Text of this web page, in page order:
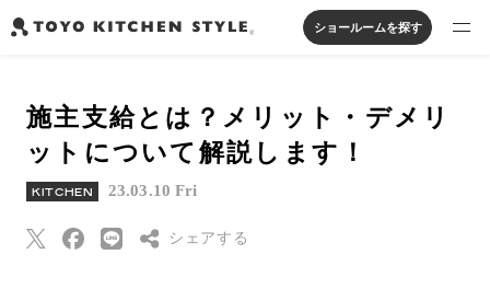
オープンキッチン
アイランドキッチン
ペニンシュラキッチン
壁付けキッチン
対面キッチン
セパレートキッチン
並列型キッチン
システムキッチン
家具・照明・タイル
バス・洗面
実例から探す
ショールームを探す
施主支給とは？メリット・デメリ
ットについて解説します！
KITCHEN 23.03.10 Fri
シェアする